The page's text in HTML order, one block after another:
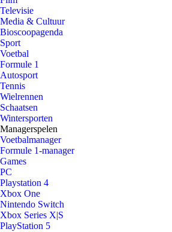
Televisie
Media & Cultuur
Bioscoopagenda
Sport
Voetbal
Formule 1
Autosport
Tennis
Wielrennen
Schaatsen
Wintersporten
Managerspelen
Voetbalmanager
Formule 1-manager
Games
PC
Playstation 4
Xbox One
Nintendo Switch
Xbox Series X|S
PlayStation 5